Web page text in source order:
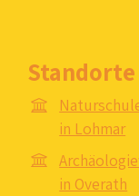
Standorte
in Lohmar
in Overath